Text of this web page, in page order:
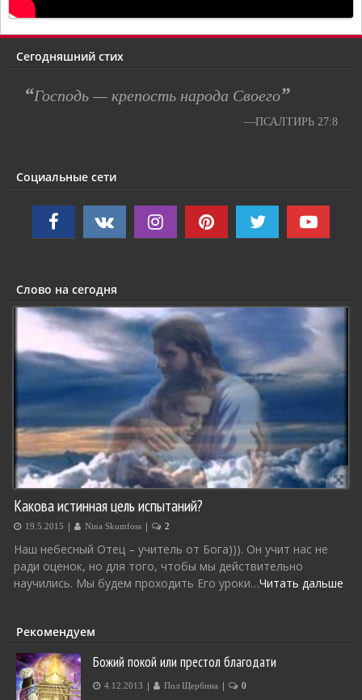
Сегодняшний стих
“Господь — крепость народа Своего”
—ПСАЛТИРЬ 27:8
Социальные сети
Слово на сегодня
Какова истинная цель испытаний?
19.5.2015 | Nina Skumfoss | 2
Наш небесный Отец – учитель от Бога))). Он учит нас не
ради оценок, но для того, чтобы мы действительно
научились. Мы будем проходить Его уроки…Читать дальше
Рекомендуем
Божий покой или престол благодати
4.12.2013 | Пол Щербина | 0